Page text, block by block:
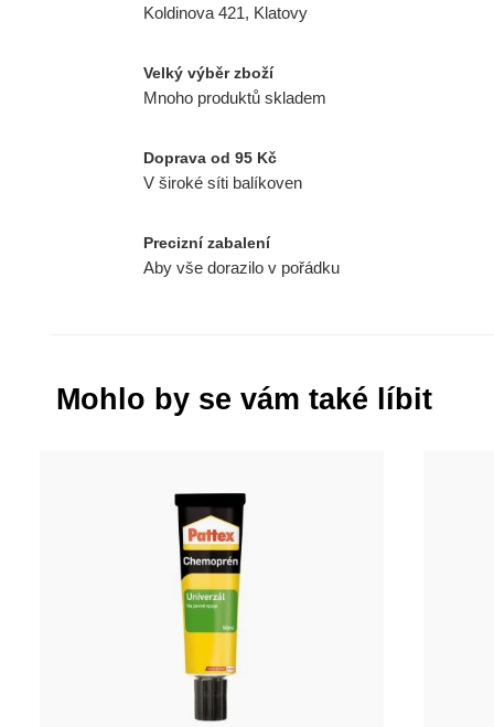
Koldinova 421, Klatovy
Velký výběr zboží
Mnoho produktů skladem
Doprava od 95 Kč
V široké síti balíkoven
Precizní zabalení
Aby vše dorazilo v pořádku
Mohlo by se vám také líbit